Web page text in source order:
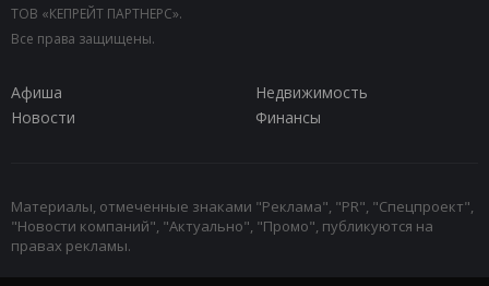
ТОВ «КЕПРЕЙТ ПАРТНЕРС».
Все права защищены.
Афиша
Недвижимость
Новости
Финансы
Материалы, отмеченные знаками "Реклама", "PR", "Спецпроект",
"Новости компаний", "Актуально", "Промо", публикуются на
правах рекламы.